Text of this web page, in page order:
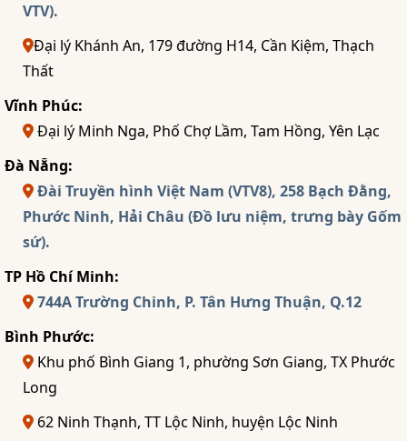
VTV).
Đại lý Khánh An, 179 đường H14, Cần Kiệm, Thạch
Thất
Vĩnh Phúc:
Đại lý Minh Nga, Phố Chợ Lầm, Tam Hồng, Yên Lạc
Đà Nẵng:
Đài Truyền hình Việt Nam (VTV8), 258 Bạch Đằng,
Phước Ninh, Hải Châu (Đồ lưu niệm, trưng bày Gốm
sứ).
TP Hồ Chí Minh:
744A Trường Chinh, P. Tân Hưng Thuận, Q.12
Bình Phước:
Khu phố Bình Giang 1, phường Sơn Giang, TX Phước
Long
62 Ninh Thạnh, TT Lộc Ninh, huyện Lộc Ninh